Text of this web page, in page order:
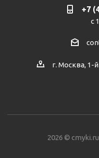
+7
с
г. Москва, 1-
2026 ©